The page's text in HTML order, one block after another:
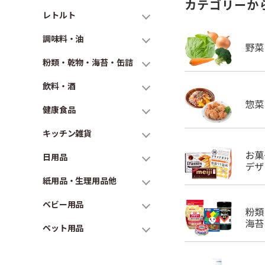
レトルト
調味料・油
粉類・乾物・海苔・缶詰
飲料・酒
健康食品
キッチン雑貨
日用品
紙用品・生理用品他
ベビー用品
ペット用品
カテゴリーか